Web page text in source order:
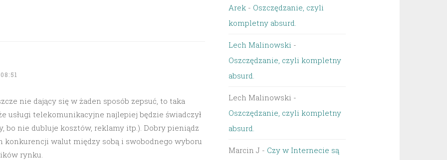
nie dający się w żaden sposób zepsuć, to taka
usługi telekomunikacyjne najlepiej będzie świadczył
bo nie dubluje kosztów, reklamy itp.). Dobry pieniądz
konkurencji walut między sobą i swobodnego wyboru
rynku.
Arek - Oszczędzanie, czyli
kompletny absurd.
Lech Malinowski -
Oszczędzanie, czyli kompletny
absurd.
Lech Malinowski -
Oszczędzanie, czyli kompletny
absurd.
Marcin J - Czy w Internecie są